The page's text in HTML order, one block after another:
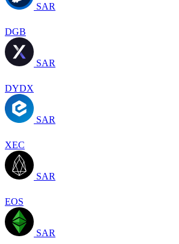
SAR
DGB
SAR
DYDX
SAR
XEC
SAR
EOS
SAR